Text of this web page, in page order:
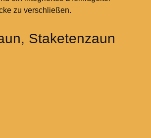
zu verschließen.
Staketenzaun